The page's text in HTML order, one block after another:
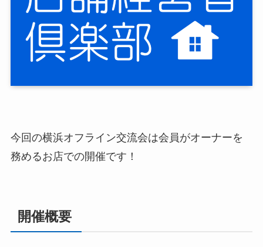
今回の横浜オフライン交流会は会員がオーナーを
務めるお店での開催です！
開催概要